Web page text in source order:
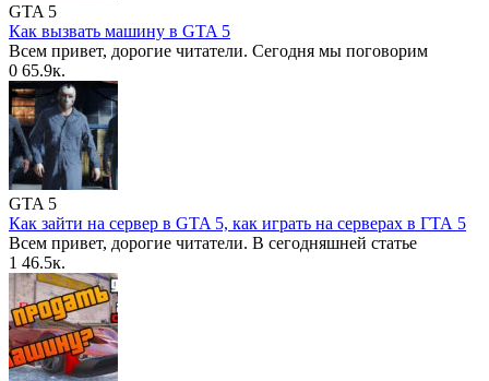
GTA 5
Как вызвать машину в GTA 5
Всем привет, дорогие читатели. Сегодня мы поговорим
0 65.9к.
GTA 5
Как зайти на сервер в GTA 5, как играть на серверах в ГТА 5
Всем привет, дорогие читатели. В сегодняшней статье
1 46.5к.